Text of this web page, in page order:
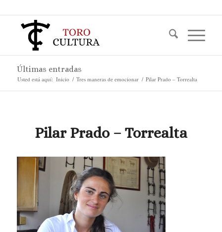
Últimas entradas
Usted está aquí: Inicio / Tres maneras de emocionar / Pilar Prado – Torrealta
Pilar Prado – Torrealta